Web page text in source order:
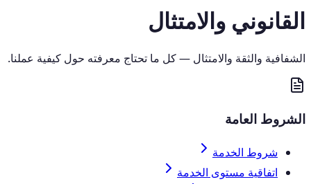
القانوني والامتثال
الشفافية والثقة والامتثال — كل ما تحتاج معرفته حول كيفية عملنا.
الشروط العامة
شروط الخدمة
اتفاقية مستوى الخدمة